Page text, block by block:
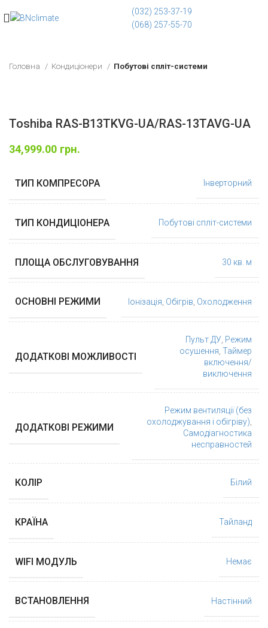
(032) 253-37-19
(068) 257-55-70
Головна Кондиціонери Побутові спліт-системи
Toshiba RAS-B13TKVG-UA/RAS-13TAVG-UA
34,999.00 грн.
ТИП КОМПРЕСОРА Інверторний
ТИП КОНДИЦІОНЕРА Побутові спліт-системи
ПЛОЩА ОБСЛУГОВУВАННЯ 30 кв. м
ОСНОВНІ РЕЖИМИ Іонізація Обігрів Охолодження
ДОДАТКОВІ МОЖЛИВОСТІ
Пульт ДУ Режим
осушення Таймер
включення/
виключення
ДОДАТКОВІ РЕЖИМИ
Режим вентиляції (без
охолоджування і обігріву)
Самодіагностика
несправностей
КОЛІР Білий
КРАЇНА Тайланд
WIFI МОДУЛЬ Немає
ВСТАНОВЛЕННЯ Настінний